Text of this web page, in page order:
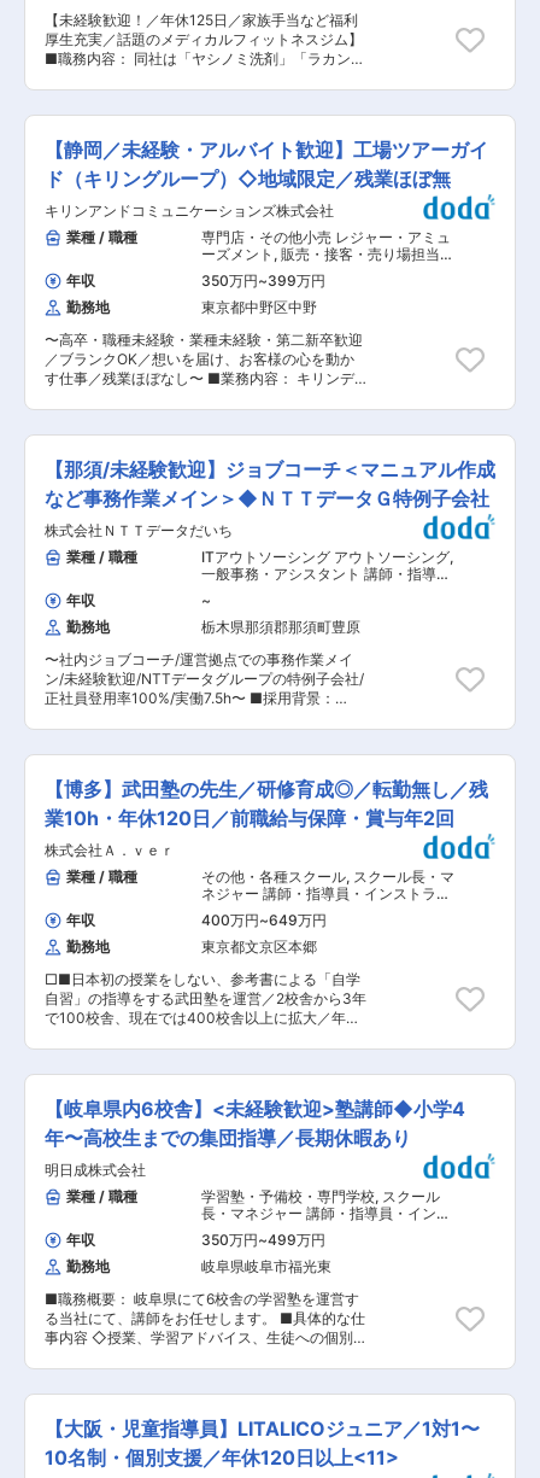
ッズスクール、オンライン事業など、多角的に事
業展開する成長企業です。 事業領域が広く、営業
戦略やサービス設計の自由度が高いため、「自分
に大きなやりがいがあります。一定期間の実務習
得後は店舗責任者として店舗全体をお任せする想
態・新サービスの立ち上げに関わるチャンスも。
成長中の企業で現場プレーヤーからマネジメント
へキャリアを広げたい方に最適なポジションで
す。 変更の範囲：会社の定める業務
正社員・アルバイトスタッフが在籍しています。
今回のポジションは、まず1店舗に配属され、現
店舗責任者の右腕として運営業務を担う立ち位置
です。中途入社から責任者へステップアップした
メンバーも多く、頑張り次第で早期のキャリアア
タートし、OJTを通じて業務を一つひとつ習得し
ます。まずはフロント対応や簡単なトレーニング
指導、会員対応など現場でお客様と接する業務か
らスタート。 その後、会員管理システムの操作、
売上管理、シフト作成など、店舗運営の中核業務
へ段階的に範囲を広げます。現場責任者やエリア
担当者が身近な相談相手となり、マネジメント未
経験の方でも安心してキャッチアップできる体制
です。 ■当社・当求人の魅力： 当社はフィット
ネス、パーソナル、ホットヨガ、ピラティス、キ
ッズスクール、オンライン事業など、多角的に事
業展開する成長企業です。 事業領域が広く、営業
戦略やサービス設計の自由度が高いため、「自分
に大きなやりがいがあります。一定期間の実務習
得後は店舗責任者として店舗全体をお任せする想
態・新サービスの立ち上げに関わるチャンスも。
成長中の企業で現場プレーヤーからマネジメント
へキャリアを広げたい方に最適なポジションで
す。 変更の範囲：会社の定める業務
【未経験歓迎！／年休125日／家族手当など福利
厚生充実／話題のメディカルフィットネスジム】
■職務内容： 同社は「ヤシノミ洗剤」「ラカン
防や改善を目的とするフィットネス＝メディカル
フィットネス『ビタレーザ』にて、トレーナー業
務（顧客指導、受付事務、スタッフ育成・研修、
販促・イベント企画、清掃など）を行っていただ
きます。 ■業務詳細： ・顧客指導（カウンセリ
ング、指導、リスク管理など） ・受付事務（入退
館管理、入出金管理、顧客情報管理、経理報告な
ど） ・スタッフ育成、研修（後輩・アルバイトス
タッフの研修担当、店舗研修担当など） ・販促、
イベント企画など（定期的なイベント企画、販
促、集客の担当など） ・清掃 ■業務の魅力： ・
大学との共同研究により生まれた医学的根拠に基
づいた独自のフィットネスプログラムを、ご自身
の目標や体質、疾患に合わせてプランニングする
新しいスタイルのフィットネスジムです。単なる
ジムではなく、生理学、解剖学等の専門的な知識
満足感を提供できるやりがいのある業務です。 ■
働き方： ・年間休日125日とメリハリをつけなが
ら働くことができる環境です。シフト制の勤務で
はありますが、月10日程度がお休みとなります。
・資格手当や家族手当など福利厚生も充実。安心
して長期就業が叶う職場環境です。 ■同社の特
徴： 同社は「世界の衛生・環境・健康に貢献す
る」という基本理念のもと、「ヤシノミ洗剤」
「ラカントS」「アラウ」「シャボネット」「ウ
ィル・ステラ」「ヒビスコール」等、幅広い洗
剤・消毒剤等の製造販売を行っています。従来よ
りグローバル化を推進しており、現在世界各国に
23の販売拠点、近年でヨーロッパやASEANでの
業と人材の持続的な成長という観点から、外国
人・高齢者・チャレンジド（障がいを持つ方）や
ィマネジメントも推進しています。 変更の範囲：
会社の定める業務
【静岡／未経験・アルバイト歓迎】工場ツアーガイ
ド（キリングループ）◇地域限定／残業ほぼ無
キリンアンドコミュニケーションズ株式会社
業種 / 職種
専門店・その他小売 レジャー・アミュ
ーズメント , 販売・接客・売り場担当
講師・指導員・インストラクター
年収 350万円~399万円
勤務地
東京都中野区中野
〜高卒・職種未経験・業種未経験・第二新卒歓迎
／ブランクOK／想いを届け、お客様の心を動か
す仕事／残業ほぼなし〜 ■業務内容： キリンデ
いただくとともに、出来たてのウイスキー等をご
試飲いただく「工場見学」ツアーの案内役とし
て、キリングループの魅力をお客様にお伝えして
いただきます。 ■入社後の流れ： 入社時研修で
は、立居振舞や言葉遣い等のマナー、安全衛生、
ハウスルール等学びます。また、製造工程等のナ
レーションなど基本的な業務内容を1ヵ月かけて
習得していただきます。 未経験からスタートし
て、一人前のガイドとして活躍しているスタッフ
も大勢いますので「私に出来るかな？」という方
もご安心ください。 ■1日の流れ： ・朝礼： その
日のお客様の情報を共有します。お客様のお出迎
え、ご案内の準備をします。体調や安全の確認も
行います。 ・開館準備： カウンターの上の整
理、予約帳の確認、見学コースの巡回、立ち上げ
（電気、モニター画面を付ける）情報確認、パン
す。 ・見学案内業務： ビール・ウィスキー・清
涼飲料の原料、製造行程、パッケージ工程、CSV
への取り組み等をご案内をします。 ・お客様情報
入力： お客様のご意見を共有する ・閉館後： コ
ース内を見回り、電気やモニターを消し、翌日の
準備 ■働く環境： 入社される方はほとんどがツ
アーガイド未経験。だからこそ「誰かが困ってい
たら助ける」「誰かの“初舞台”は、チーム全員で
応援」等助け合いの風土が根付いています。 ■キ
ャリアステップ： 入社時のジュニアガイド(年収
350万円)から、トレーナーのサポートとしてアド
バイスを実施するミドルガイド(年収370万円/平
均3〜４年目)があります。 その後、ガイドスキル
ガイドに教育を実施するトレーナーと２つのキャ
リアの道が用意されています。 エキスパートガイ
員へ登用となります。「地域限定」 なので、転勤
なしのまま正社員として働けます。 変更の範囲：
会社の定める業務
【那須/未経験歓迎】ジョブコーチ＜マニュアル作成
など事務作業メイン＞◆ＮＴＴデータＧ特例子会社
株式会社ＮＴＴデータだいち
業種 / 職種
ITアウトソーシング アウトソーシング,
一般事務・アシスタント 講師・指導
年収
~
勤務地
栃木県那須郡那須町豊原
〜社内ジョブコーチ/運営拠点での事務作業メイ
ン/未経験歓迎/NTTデータグループの特例子会社/
正社員登用率100%/実働7.5h〜 ■採用背景：
ィス事業、ヘルスキーパー、農業事業などを行う
当社にて、今回はオフィス事業部での社内ジョブ
コーチをお任せいたします。 中途入社者の殆どが
未経験で入社後に活躍しており、正社員登用が前
提の採用となります。 ■業務内容： 運営拠点で
の業務管理を中心にお任せいたします。事務作業
と業務サポートは7:3の業務割合です。 業務サポ
ートでは障がい者が自立して業務ができるように
なる為のサポートを行っていただきます。 ＜事務
作業＞ ・シフト作成 ・マニュアル作成 ・支払い
処理 ＜業務サポート＞ ・指導業務 ・作業場所へ
の帯同（電車移動） ・共同作業（簡易清掃や軽作
業、郵便物の集配送など） ■組織構成： ・ジョ
ブコーチ 10名 20代〜50代 40名程の障害者の
方が在籍しております。 ■入社後： 1〜2週間程
度の研修があります。その後は基本的にOJTとな
は10名の組織となります。男女比は4：6で、
20〜50代の方々にご活躍いただいております。
■キャリアパス ゆくゆくは企画総合職やご本人の
ご希望に合わせて部署異動する事も可能です。 最
短2年で企画職に異動した実績もあり、正社員登
用率の過去実績は100%です。 ■同社について：
同社は、株式会社ＮＴＴデータグループの特例子
会社として平成20年に設立されました。障がい者
の雇用を促進する会社として主にＮＴＴデータお
よび国内グループ会社の業務を受託し、障がい者
に配慮しつつ、働きやすい職場の環境構築に取り
組んできました。障がい者メンバーと共に力を合
わせて、お客様に満足して頂けるサービスの提供
務
【博多】武田塾の先生／研修育成◎／転勤無し／残
業10h・年休120日／前職給与保障・賞与年2回
株式会社Ａ．ｖｅｒ
業種 / 職種
その他・各種スクール, スクール長・マ
ネジャー 講師・指導員・インストラク
ター
年収 400万円~649万円
勤務地
東京都文京区本郷
□■日本初の授業をしない、参考書による「自学
自習」の指導をする武田塾を運営／2校舎から3年
で100校舎、現在では400校舎以上に拡大／年休
ケーションを取りながら、進路指導や校舎運営サ
ポート等の業務を幅広くお任せいたします。 実際
の生徒への指導は講師が行うため、講師がきちん
とカリキュラム通りに進められているか等、指導
というより、講師のマネジメントや、教室の運
営、生徒との面談やモチベーションのサポートが
メインとなります。 校舎長と共に、教室の運営全
般をお任せします。 ■具体的には： ・入塾希望
者の受付、面談 ・進路指導 ・アルバイト講師の
シフト調整 ・事務作業 ・塾の広報・集客など ■
入社後の流れ 入社後は2週間〜1か月間、本社にて
入社研修に参加いただきます。 動画での研修も充
実しており、いつでも動画を見返せすことができ
ますので、未経験の方もご安心ください。 ※販売
(店舗運営)、営業、保育士、金融、飲食、事務な
ど、幅広い職業経験の方々の採用・選考実績があ
定、教材作成、バックオフィスなど別職種に挑戦
いただくなど様々なキャリアパスの可能性があり
ます。 マネージャーとの週一面談や不定期で人事
【岐阜県内6校舎】<未経験歓迎>塾講師◆小学4
年〜高校生までの集団指導／長期休暇あり
明日成株式会社
業種 / 職種
学習塾・予備校・専門学校, スクール
長・マネジャー 講師・指導員・インス
トラクター
年収 350万円~499万円
勤務地
岐阜県岐阜市福光東
■職務概要： 岐阜県にて6校舎の学習塾を運営す
る当社にて、講師をお任せします。 ■具体的な仕
事内容 ◇授業、学習アドバイス、生徒への個別指
生30分×3コマ、中学・高校生40分×4コマ。個別
指導は大学生アルバイトの方がメインで行いま
す。 ◇担当する生徒の進路や学習相談 └進路相談
だけでなくプライベートの相談など、生徒との距
離感を大切にしています。 ◇進路説明など保護者
【大阪・児童指導員】LITALICOジュニア／1対1〜
10名制・個別支援／年休120日以上<11>